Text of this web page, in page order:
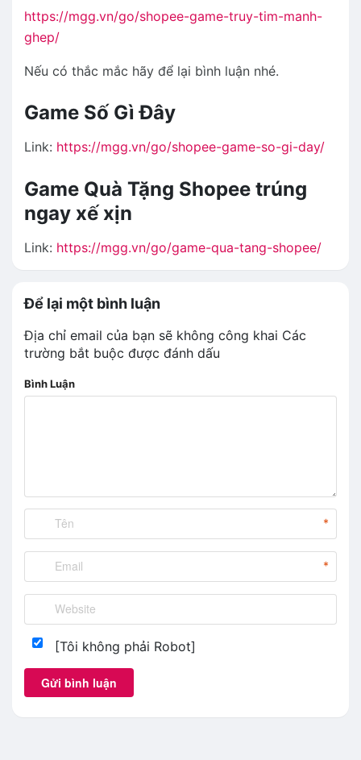
https://mgg.vn/go/shopee-game-truy-tim-manh-
ghep/
Nếu có thắc mắc hãy để lại bình luận nhé.
Game Số Gì Đây
Link: https://mgg.vn/go/shopee-game-so-gi-day/
Game Quà Tặng Shopee trúng
ngay xế xịn
Link: https://mgg.vn/go/game-qua-tang-shopee/
Để lại một bình luận
Địa chỉ email của bạn sẽ không công khai Các
trường bắt buộc được đánh dấu
Bình Luận
*
*
[Tôi không phải Robot]
Gửi bình luận